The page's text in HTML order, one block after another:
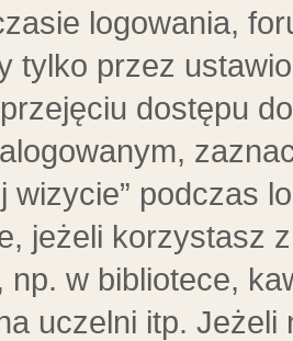
logowania,
tylko przez
dostępu
wizycie” podczas
jeżeli korzystasz
np. w bibliotece,
uczelni itp.